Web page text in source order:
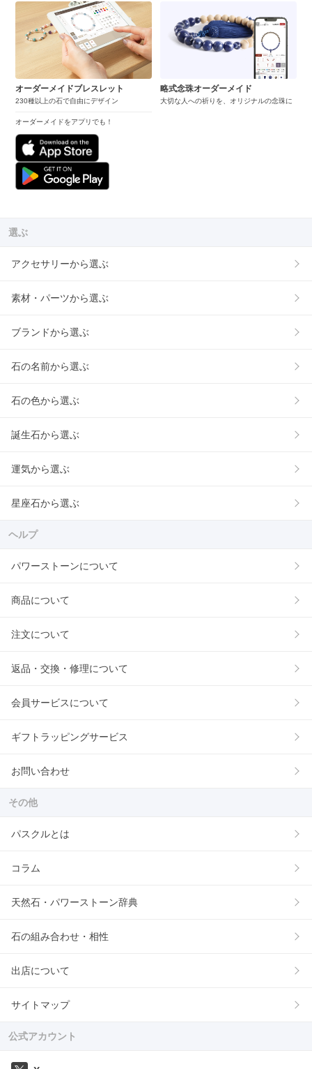
オーダーメイドブレスレット
230種以上の石で自由にデザイン
オーダーメイドをアプリでも！
略式念珠オーダーメイド
大切な人への祈りを、オリジナルの念珠に
選ぶ
アクセサリーから選ぶ
素材・パーツから選ぶ
ブランドから選ぶ
石の名前から選ぶ
石の色から選ぶ
誕生石から選ぶ
運気から選ぶ
星座石から選ぶ
ヘルプ
パワーストーンについて
商品について
注文について
返品・交換・修理について
会員サービスについて
ギフトラッピングサービス
お問い合わせ
その他
パスクルとは
コラム
天然石・パワーストーン辞典
石の組み合わせ・相性
出店について
サイトマップ
公式アカウント